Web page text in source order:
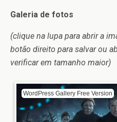
Galeria de fotos
(clique na lupa para abrir a
botão direito para salvar ou
verificar em tamanho maior)
WordPress Gallery Free Version